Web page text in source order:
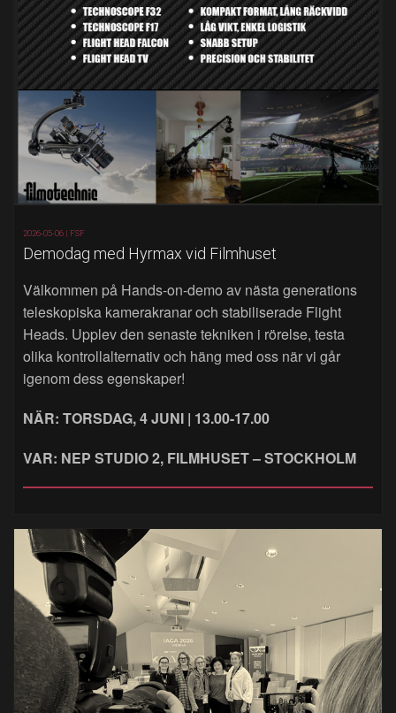
2026-05-06 | FSF
Demodag med Hyrmax vid Filmhuset
Välkommen på Hands‑on‑demo av nästa generations
teleskopiska kamerakranar och stabiliserade Flight
Heads. Upplev den senaste tekniken i rörelse, testa
olika kontrollalternativ och häng med oss när vi går
igenom dess egenskaper!
NÄR: TORSDAG, 4 JUNI | 13.00-17.00
VAR: NEP STUDIO 2, FILMHUSET – STOCKHOLM